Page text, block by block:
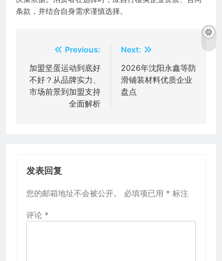
条款，并结合自身需求谨慎选择。
章
导
Previous:
加盟坚蛋运动到底好
不好？从品牌实力、
市场前景到加盟支持
全面解析
Next:
2026年沈阳永鑫等防
滑铺装材料优质企业
盘点
发表回复
您的邮箱地址不会被公开。 必填项已用 * 标注
评论 *